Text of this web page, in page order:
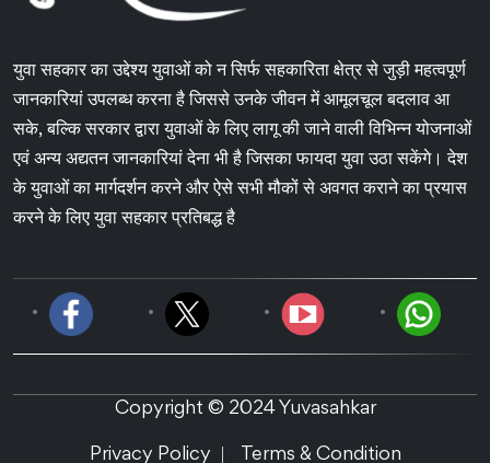
युवा सहकार का उद्देश्य युवाओं को न सिर्फ सहकारिता क्षेत्र से जुड़ी महत्वपूर्ण
जानकारियां उपलब्ध करना है जिससे उनके जीवन में आमूलचूल बदलाव आ
सके, बल्कि सरकार द्वारा युवाओं के लिए लागू की जाने वाली विभिन्न योजनाओं
एवं अन्य अद्यतन जानकारियां देना भी है जिसका फायदा युवा उठा सकेंगे। देश
के युवाओं का मार्गदर्शन करने और ऐसे सभी मौकों से अवगत कराने का प्रयास
करने के लिए युवा सहकार प्रतिबद्ध है
Copyright © 2024 Yuvasahkar
Privacy Policy Terms & Condition